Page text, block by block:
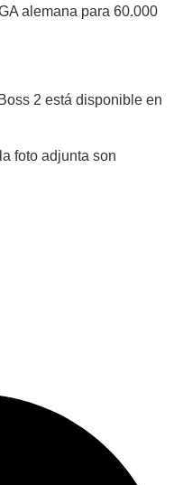
alemana para 60.000
2 está disponible en
foto adjunta son